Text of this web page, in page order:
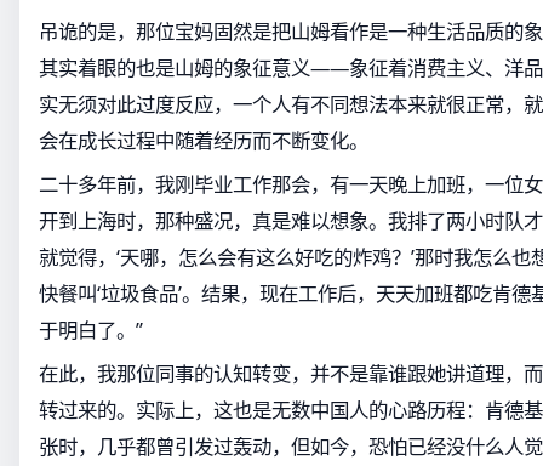
吊诡的是，那位宝妈固然是把山姆看作是一种生活品质的
其实着眼的也是山姆的象征意义——象征着消费主义、洋
实无须对此过度反应，一个人有不同想法本来就很正常，
会在成长过程中随着经历而不断变化。
二十多年前，我刚毕业工作那会，有一天晚上加班，一位
开到上海时，那种盛况，真是难以想象。我排了两小时队
就觉得，‘天哪，怎么会有这么好吃的炸鸡？’那时我怎么
快餐叫‘垃圾食品’。结果，现在工作后，天天加班都吃肯
于明白了。”
在此，我那位同事的认知转变，并不是靠谁跟她讲道理，
转过来的。实际上，这也是无数中国人的心路历程：肯德
张时，几乎都曾引发过轰动，但如今，恐怕已经没什么人